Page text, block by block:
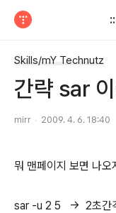
Skills/mY Technutz
간략 sar
mirr 2009. 4. 6. 18:40
뭐 맨페이지 보면 나오
sar -u 2 5 -> 2초간